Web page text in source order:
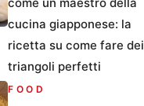
cucina giapponese: la
ricetta su come fare dei
triangoli perfetti
FOOD